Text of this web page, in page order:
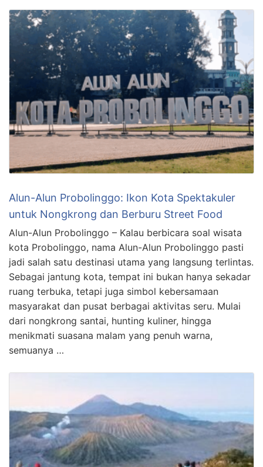
Alun-Alun Probolinggo: Ikon Kota Spektakuler
untuk Nongkrong dan Berburu Street Food
Alun-Alun Probolinggo – Kalau berbicara soal wisata
kota Probolinggo, nama Alun-Alun Probolinggo pasti
jadi salah satu destinasi utama yang langsung terlintas.
Sebagai jantung kota, tempat ini bukan hanya sekadar
ruang terbuka, tetapi juga simbol kebersamaan
masyarakat dan pusat berbagai aktivitas seru. Mulai
dari nongkrong santai, hunting kuliner, hingga
menikmati suasana malam yang penuh warna,
semuanya …